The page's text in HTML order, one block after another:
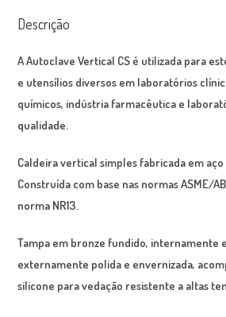
Descrição
A Autoclave Vertical CS é utilizada para
e utensílios diversos em laboratórios
químicos, indústria farmacêutica e
qualidade.
Caldeiravertical simples fabricada em aço
Construída com base nas normas ASME/
norma NR13.
Tampa em bronze fundido, internamente
externamente polida e envernizada,
silicone para vedação resistente a altas